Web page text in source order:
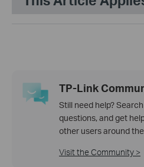
TP-Link
Still need help?
questions, and get
other users around
Visit the Community >